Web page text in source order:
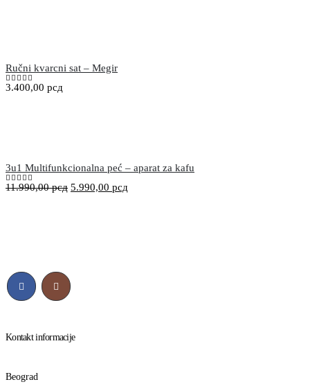
Ručni kvarcni sat – Megir
5.00out of 5
3.400,00 рсд
3u1 Multifunkcionalna peć – aparat za kafu
5.00out of 5
11.990,00рсд 5.990,00 рсд
Kontakt informacije
Beograd